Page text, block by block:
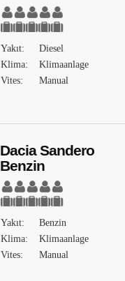
Yakıt:
Diesel
Klima:
Klimaanlage
Vites:
Manual
Dacia Sandero
Benzin
Yakıt:
Benzin
Klima:
Klimaanlage
Vites:
Manual